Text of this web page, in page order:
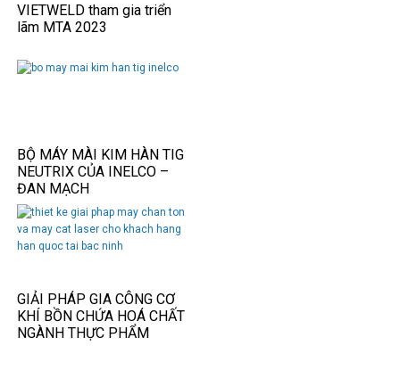
VIETWELD tham gia triển
lãm MTA 2023
BỘ MÁY MÀI KIM HÀN TIG
NEUTRIX CỦA INELCO –
ĐAN MẠCH
GIẢI PHÁP GIA CÔNG CƠ
KHÍ BỒN CHỨA HOÁ CHẤT
NGÀNH THỰC PHẨM